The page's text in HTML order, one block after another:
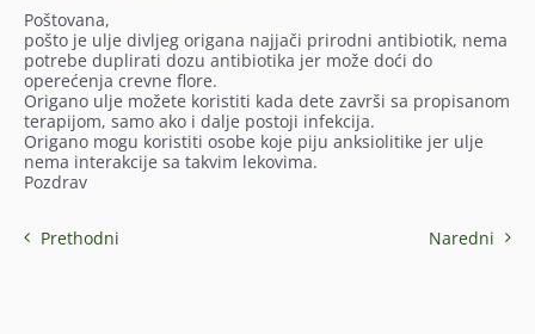
Poštovana,
pošto je ulje divljeg origana najjači prirodni antibiotik, nema
potrebe duplirati dozu antibiotika jer može doći do
operećenja crevne flore.
Origano ulje možete koristiti kada dete završi sa propisanom
terapijom, samo ako i dalje postoji infekcija.
Origano mogu koristiti osobe koje piju anksiolitike jer ulje
nema interakcije sa takvim lekovima.
Pozdrav
Prethodni Naredni